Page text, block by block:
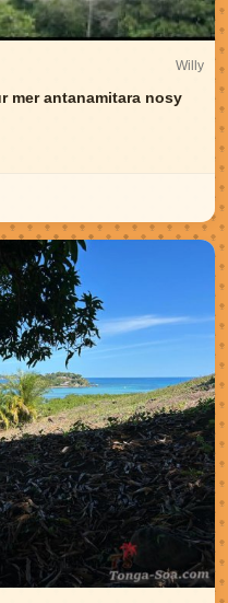
Willy
mer antanamitara nosy